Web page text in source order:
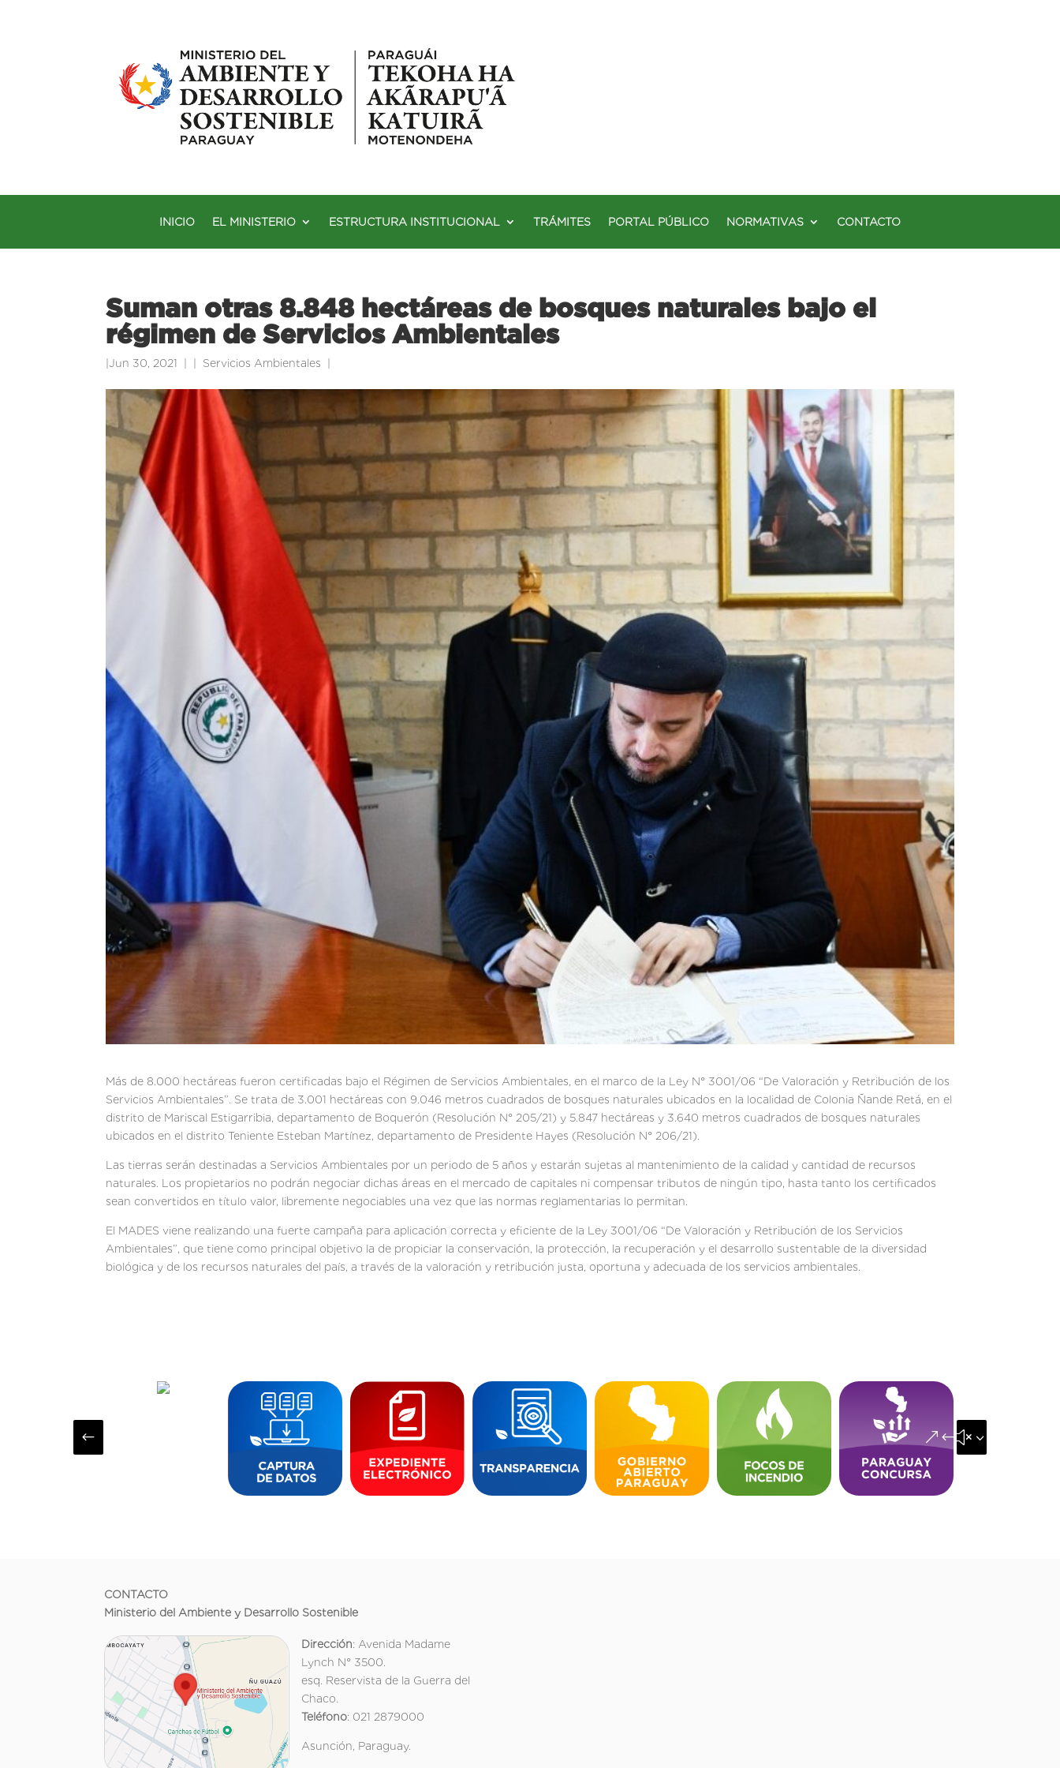
INICIO EL MINISTERIO ESTRUCTURA INSTITUCIONAL TRÁMITES PORTAL PÚBLICO NORMATIVAS CONTACTO
Suman otras 8.848 hectáreas de bosques naturales bajo el
régimen de Servicios Ambientales
|Jun 30, 2021 Servicios Ambientales
Más de 8.000 hectáreas fueron certificadas bajo el Régimen de Servicios Ambientales, en el marco de la Ley N° 3001/06 “De Valoración y Retribución de los
Servicios Ambientales”. Se trata de 3.001 hectáreas con 9.046 metros cuadrados de bosques naturales ubicados en la localidad de Colonia Ñande Retá, en el
distrito de Mariscal Estigarribia, departamento de Boquerón (Resolución N° 205/21) y 5.847 hectáreas y 3.640 metros cuadrados de bosques naturales
ubicados en el distrito Teniente Esteban Martínez, departamento de Presidente Hayes (Resolución N° 206/21).
Las tierras serán destinadas a Servicios Ambientales por un periodo de 5 años y estarán sujetas al mantenimiento de la calidad y cantidad de recursos
naturales. Los propietarios no podrán negociar dichas áreas en el mercado de capitales ni compensar tributos de ningún tipo, hasta tanto los certificados
sean convertidos en título valor, libremente negociables una vez que las normas reglamentarias lo permitan.
El MADES viene realizando una fuerte campaña para aplicación correcta y eficiente de la Ley 3001/06 “De Valoración y Retribución de los Servicios
Ambientales”, que tiene como principal objetivo la de propiciar la conservación, la protección, la recuperación y el desarrollo sustentable de la diversidad
biológica y de los recursos naturales del país, a través de la valoración y retribución justa, oportuna y adecuada de los servicios ambientales.
# &#x35;
CONTACTO
Ministerio del Ambiente y Desarrollo Sostenible
Dirección: Avenida Madame
Lynch N° 3500.
esq. Reservista de la Guerra del
Chaco.
Teléfono: 021 2879000
Asunción, Paraguay.